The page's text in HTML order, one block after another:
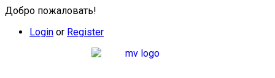
Добро пожаловать!
Login or Register